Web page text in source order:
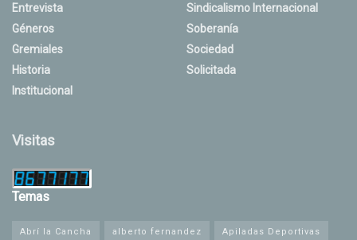
Entrevista
Géneros
Gremiales
Historia
Institucional
Sindicalismo Internacional
Soberanía
Sociedad
Solicitada
Visitas
Temas
Abrí la Cancha alberto fernandez Apiladas Deportivas